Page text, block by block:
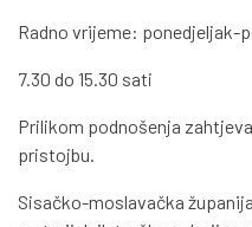
Radno vrijeme: ponedjeljak-
7.30 do 15.30 sati
Prilikom podnošenja
pristojbu.
Sisačko-moslavačka